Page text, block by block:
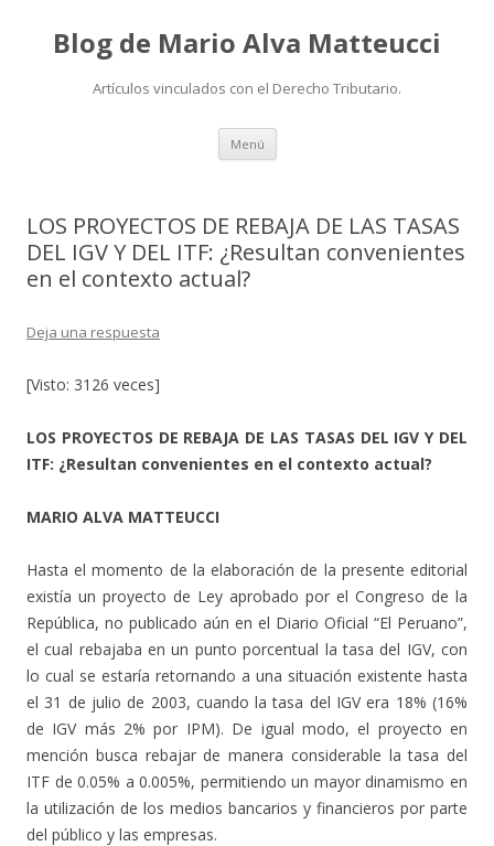
Blog de Mario Alva Matteucci
Artículos vinculados con el Derecho Tributario.
Menú Ir
contenido
LOS PROYECTOS DE REBAJA DE LAS TASAS
DEL IGV Y DEL ITF: ¿Resultan convenientes
en el contexto actual?
Deja una respuesta
[Visto: 3126 veces]
LOS PROYECTOS DE REBAJA DE LAS TASAS DEL IGV Y DEL
ITF: ¿Resultan convenientes en el contexto actual?
MARIO ALVA MATTEUCCI
Hasta el momento de la elaboración de la presente editorial
existía un proyecto de Ley aprobado por el Congreso de la
República, no publicado aún en el Diario Oficial “El Peruano”,
el cual rebajaba en un punto porcentual la tasa del IGV, con
lo cual se estaría retornando a una situación existente hasta
el 31 de julio de 2003, cuando la tasa del IGV era 18% (16%
de IGV más 2% por IPM). De igual modo, el proyecto en
mención busca rebajar de manera considerable la tasa del
ITF de 0.05% a 0.005%, permitiendo un mayor dinamismo en
la utilización de los medios bancarios y financieros por parte
del público y las empresas.